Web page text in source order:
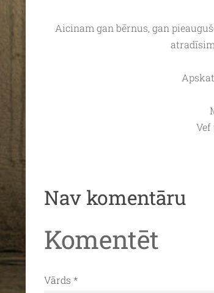
Aicinam gan bērnus, gan
Vef
Nav komentāru
Komentēt
Vārds *